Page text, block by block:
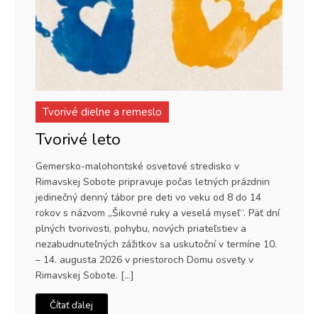
Tvorivé dielne a remeslo
Tvorivé leto
Gemersko-malohontské osvetové stredisko v
Rimavskej Sobote pripravuje počas letných prázdnin
jedinečný denný tábor pre deti vo veku od 8 do 14
rokov s názvom „Šikovné ruky a veselá myseľ“. Päť dní
plných tvorivosti, pohybu, nových priateľstiev a
nezabudnuteľných zážitkov sa uskutoční v termíne 10.
– 14. augusta 2026 v priestoroch Domu osvety v
Rimavskej Sobote. […]
Čítať ďalej